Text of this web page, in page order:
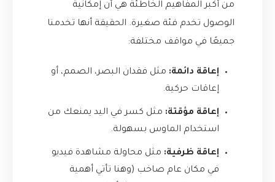
من أكبر المفاهيم الخاطئة هي أن إمكانية
الوصول تخدم فئة صغيرة. الحقيقة أنها تخدمنا
جميعًا في مواقف مختلفة:
إعاقة دائمة: مثل فقدان البصر، الصمم، أو
إعاقات حركية.
إعاقة مؤقتة: مثل كسر في اليد يمنعك من
استخدام الماوس بسهولة.
إعاقة ظرفية: مثل محاولة مشاهدة فيديو
في مكان عام صاخب (وهنا تأتي أهمية